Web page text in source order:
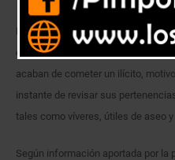
El hecho se produjo en momentos
diligencias propias del área,
acaban de cometer un ilícito,
instante de revisar sus
tales como víveres, útiles de aseo y
Según información aportada por la